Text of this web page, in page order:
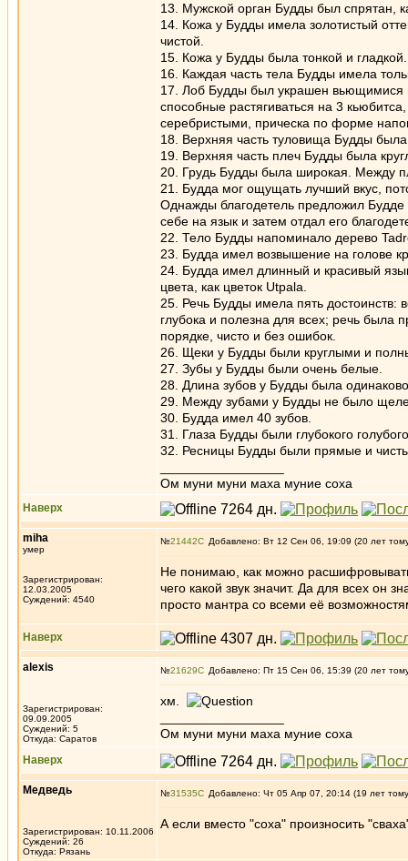
13. Мужской орган Будды был спрятан,
14. Кожа у Будды имела золотистый
чистой.
15. Кожа у Будды была тонкой и гладкой.
16. Каждая часть тела Будды имела
17. Лоб Будды был украшен вьющимися
способные растягиваться на 3
серебристыми, прическа по форме
18. Верхняя часть туловища Будды была
19. Верхняя часть плеч Будды была
20. Грудь Будды была широкая. Между
21. Будда мог ощущать лучший вкус,
Однажды благодетель предложил Будде
себе на язык и затем отдал его
22. Тело Будды напоминало дерево
23. Будда имел возвышение на голове
24. Будда имел длинный и красивый
цвета, как цветок Utpala.
25. Речь Будды имела пять достоинств:
глубока и полезна для всех; речь была
порядке, чисто и без ошибок.
26. Щеки у Будды были круглыми и
27. Зубы у Будды были очень белые.
28. Длина зубов у Будды была
29. Между зубами у Будды не было
30. Будда имел 40 зубов.
31. Глаза Будды были глубокого
32. Ресницы Будды были прямые и
Ом муни муни маха муние соха
Наверх
miha
умер
Зарегистрирован:
12.03.2005
Суждений: 4540
№21442 Добавлено: Вт 12 Сен 06, 19:09 (20 лет
Не понимаю, как можно
чего какой звук значит. Да для всех он
просто мантра со всеми её
Наверх
alexis
Зарегистрирован:
09.09.2005
Суждений: 5
Откуда: Саратов
№21629 Добавлено: Пт 15 Сен 06, 15:39 (20 лет
хм.
Ом муни муни маха муние соха
Наверх
Медведь
Зарегистрирован: 10.11.2006
Суждений: 26
Откуда: Рязань
№31535 Добавлено: Чт 05 Апр 07, 20:14 (19 лет
А если вместо "соха" произносить